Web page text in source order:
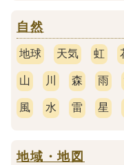
自然
地球 天気 虹
山 川 森 雨
風 水 雷 星
地域・地図